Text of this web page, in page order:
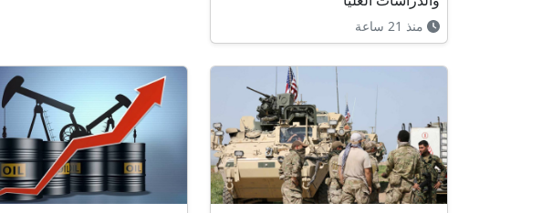
منذ 21 ساعة